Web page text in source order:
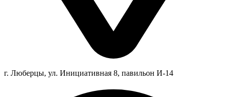
г. Люберцы, ул. Инициативная 8, павильон И-14